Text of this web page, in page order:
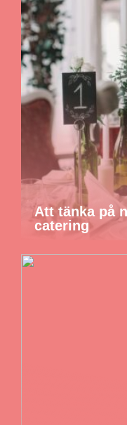
Att tänka på
catering